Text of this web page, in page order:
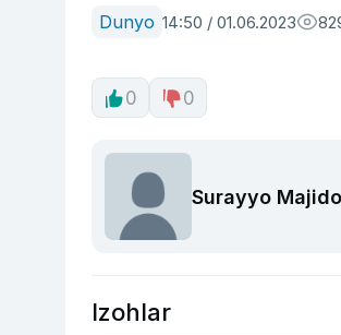
Dunyo 14:50 / 01.06.2023
0 0
Surayyo
Izohlar